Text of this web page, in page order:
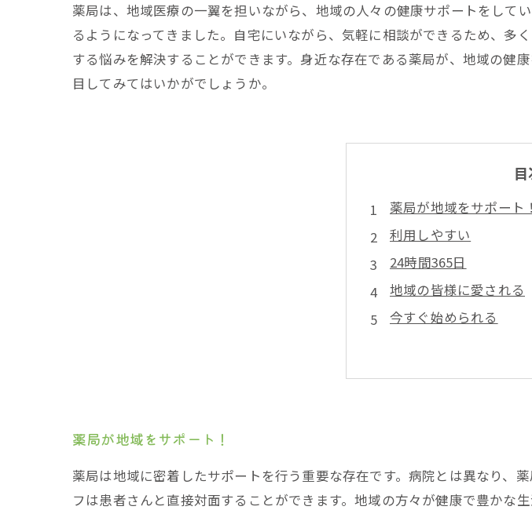
薬局は、地域医療の一翼を担いながら、地域の人々の健康サポートをして
るようになってきました。自宅にいながら、気軽に相談ができるため、多
する悩みを解決することができます。身近な存在である薬局が、地域の健
目してみてはいかがでしょうか。
薬局が地域をサポート！
利用しやすい
24時間365日
地域の皆様に愛される
今すぐ始められる
薬局が地域をサポート！
薬局は地域に密着したサポートを行う重要な存在です。病院とは異なり、
フは患者さんと直接対面することができます。地域の方々が健康で豊かな